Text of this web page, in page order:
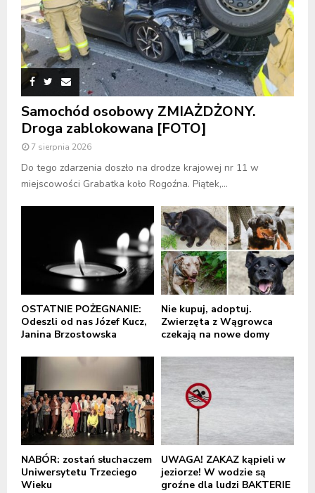
Samochód osobowy ZMIAŻDŻONY.
Droga zablokowana [FOTO]
7 sierpnia 2026
Do tego zdarzenia doszło na drodze krajowej nr 11 w
miejscowości Grabatka koło Rogoźna. Piątek,...
OSTATNIE POŻEGNANIE:
Odeszli od nas Józef Kucz,
Janina Brzostowska
Nie kupuj, adoptuj.
Zwierzęta z Wągrowca
czekają na nowe domy
NABÓR: zostań słuchaczem
Uniwersytetu Trzeciego
Wieku
UWAGA! ZAKAZ kąpieli w
jeziorze! W wodzie są
groźne dla ludzi BAKTERIE